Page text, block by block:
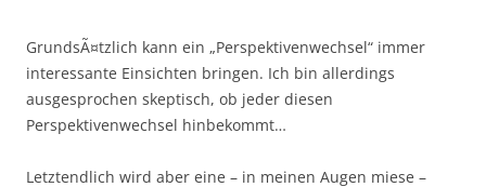
GrundsÃ¤tzlich kann ein „Perspektivenwechsel“ immer
interessante Einsichten bringen. Ich bin allerdings
ausgesprochen skeptisch, ob jeder diesen
Perspektivenwechsel hinbekommt…
Letztendlich wird aber eine – in meinen Augen miese –